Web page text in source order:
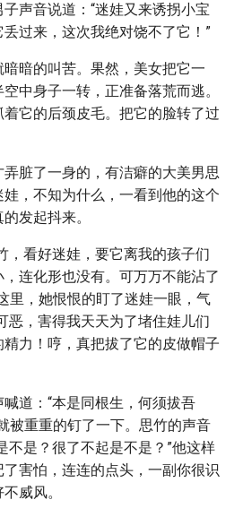
声音说道：“迷娃又来诱拐小宝
过来，这次我绝对饶不了它！”
暗的叫苦。果然，美女把它一
中身子一转，正准备落荒而逃。
它的后颈皮毛。把它的脸转了过
脏了一身的，有洁癖的大美男思
，不知为什么，一看到他的这个
发起抖来。
，看好迷娃，要它离我的孩子们
连化形也没有。可万万不能沾了
里，她恨恨的盯了迷娃一眼，气
恶，害得我天天为了堵住娃儿们
力！哼，真把拔了它的皮做帽子
道：“本是同根生，何须拔吾
被重重的钉了一下。思竹的声音
不是？很了不起是不是？”他这样
害怕，连连的点头，一副你很识
威风。